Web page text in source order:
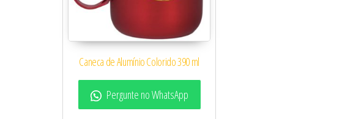
Caneca de Alumínio Colorido 390 ml
Pergunte no WhatsApp